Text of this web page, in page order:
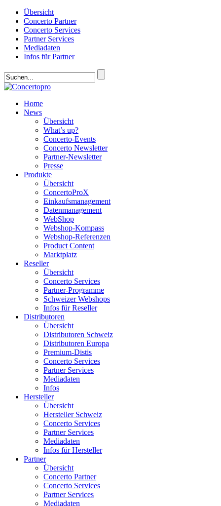
Übersicht
Concerto Partner
Concerto Services
Partner Services
Mediadaten
Infos für Partner
Home
News
Übersicht
What’s up?
Concerto-Events
Concerto Newsletter
Partner-Newsletter
Presse
Produkte
Übersicht
ConcertoProX
Einkaufsmanagement
Datenmanagement
WebShop
Webshop-Kompass
Webshop-Referenzen
Product Content
Marktplatz
Reseller
Übersicht
Concerto Services
Partner-Programme
Schweizer Webshops
Infos für Reseller
Distributoren
Übersicht
Distributoren Schweiz
Distributoren Europa
Premium-Distis
Concerto Services
Partner Services
Mediadaten
Infos
Hersteller
Übersicht
Hersteller Schweiz
Concerto Services
Partner Services
Mediadaten
Infos für Hersteller
Partner
Übersicht
Concerto Partner
Concerto Services
Partner Services
Mediadaten